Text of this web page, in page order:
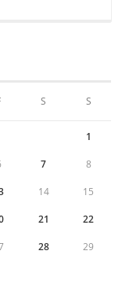
S S
1
7 8
14 15
21 22
28 29